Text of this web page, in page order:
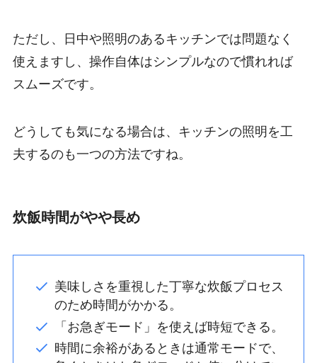
ただし、日中や照明のあるキッチンでは問題なく
使えますし、操作自体はシンプルなので慣れれば
スムーズです。
どうしても気になる場合は、キッチンの照明を工
夫するのも一つの方法ですね。
炊飯時間がやや長め
美味しさを重視した丁寧な炊飯プロセス
のため時間がかかる。
「お急ぎモード」を使えば時短できる。
時間に余裕があるときは通常モードで、